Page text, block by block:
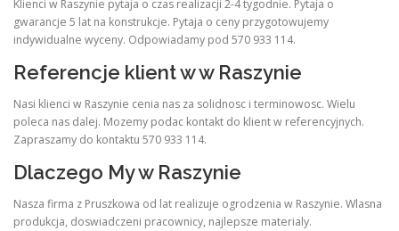
Klienci w Raszynie pytaja o czas realizacji 2-4 tygodnie. Pytaja o
gwarancje 5 lat na konstrukcje. Pytaja o ceny przygotowujemy
indywidualne wyceny. Odpowiadamy pod 570 933 114.
Referencje klient w w Raszynie
Nasi klienci w Raszynie cenia nas za solidnosc i terminowosc. Wielu
poleca nas dalej. Mozemy podac kontakt do klient w referencyjnych.
Zapraszamy do kontaktu 570 933 114.
Dlaczego My w Raszynie
Nasza firma z Pruszkowa od lat realizuje ogrodzenia w Raszynie. Wlasna
produkcja, doswiadczeni pracownicy, najlepsze materialy.